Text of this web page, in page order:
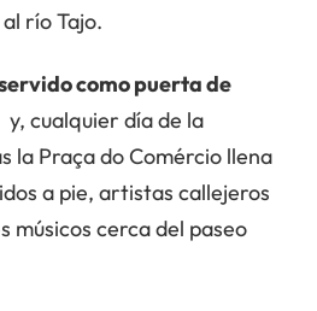
río Tajo.
como puerta de
y, cualquier día de la
la Praça do Comércio llena
a pie, artistas callejeros
músicos cerca del paseo